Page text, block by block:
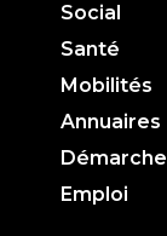
Social
Santé
Mobilités
Annuaires
Emploi